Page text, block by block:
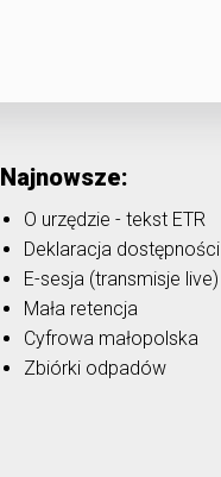
Najnowsze:
O urzędzie - tekst ETR
Deklaracja dostępności
E-sesja (transmisje live)
Mała retencja
Cyfrowa małopolska
Zbiórki odpadów